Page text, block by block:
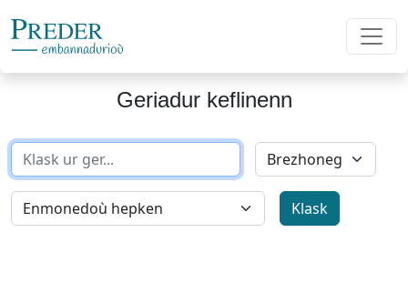
Geriadur keflinenn